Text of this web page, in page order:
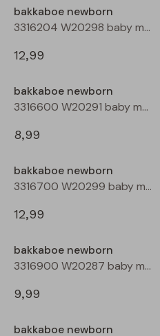
bakkaboe newborn
3316204 W20298 baby meisjes lange broek Rose
12,99
bakkaboe newborn
3316600 W20291 baby meisjes T-shirt lm Peach
8,99
bakkaboe newborn
3316700 W20299 baby meisjes jurk Aubergine
12,99
bakkaboe newborn
3316900 W20287 baby meisjes basismode Ecru
9,99
bakkaboe newborn